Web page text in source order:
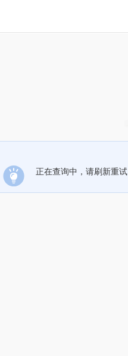
正在查询中，请刷新重试